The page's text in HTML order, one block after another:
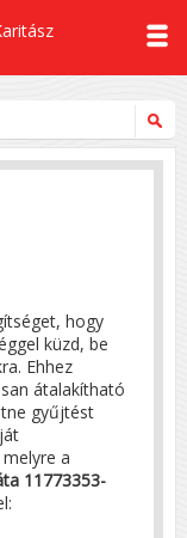
hogy
küzd, be
Ehhez
átalakítható
gyűjtést
a
11773353-